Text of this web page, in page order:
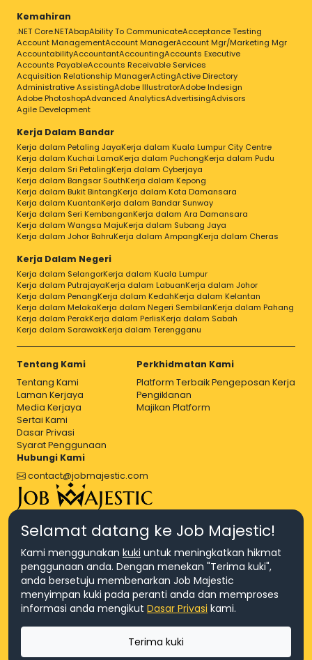
Kemahiran
.NET Core.NETAbapAbility To CommunicateAcceptance Testing
Account ManagementAccount ManagerAccount Mgr/Marketing Mgr
AccountabilityAccountantAccountingAccounts Executive
Accounts PayableAccounts Receivable Services
Acquisition Relationship ManagerActingActive Directory
Administrative AssistingAdobe IllustratorAdobe Indesign
Adobe PhotoshopAdvanced AnalyticsAdvertisingAdvisors
Agile Development
Kerja Dalam Bandar
Kerja dalam Petaling JayaKerja dalam Kuala Lumpur City Centre
Kerja dalam Kuchai LamaKerja dalam PuchongKerja dalam Pudu
Kerja dalam Sri PetalingKerja dalam Cyberjaya
Kerja dalam Bangsar SouthKerja dalam Kepong
Kerja dalam Bukit BintangKerja dalam Kota Damansara
Kerja dalam KuantanKerja dalam Bandar Sunway
Kerja dalam Seri KembanganKerja dalam Ara Damansara
Kerja dalam Wangsa MajuKerja dalam Subang Jaya
Kerja dalam Johor BahruKerja dalam AmpangKerja dalam Cheras
Kerja Dalam Negeri
Kerja dalam SelangorKerja dalam Kuala Lumpur
Kerja dalam PutrajayaKerja dalam LabuanKerja dalam Johor
Kerja dalam PenangKerja dalam KedahKerja dalam Kelantan
Kerja dalam MelakaKerja dalam Negeri SembilanKerja dalam Pahang
Kerja dalam PerakKerja dalam PerlisKerja dalam Sabah
Kerja dalam SarawakKerja dalam Terengganu
Tentang Kami
Tentang Kami
Laman Kerjaya
Media Kerjaya
Sertai Kami
Dasar Privasi
Syarat Penggunaan
Perkhidmatan Kami
Platform Terbaik Pengeposan Kerja
Pengiklanan
Majikan Platform
Hubungi Kami
contact@jobmajestic.com
© Hakcipta 2026 Agensi Pekerjaan JEV Management Sdn. Bhd.,
registered in Malaysia (Company No: 201701016948 (1231113-U), EA
(Company No: 201701037852 (1252023-X))
Selamat datang ke Job Majestic!
Kami menggunakan kuki untuk meningkatkan hikmat
penggunaan anda. Dengan menekan "Terima kuki",
anda bersetuju membenarkan Job Majestic
menyimpan kuki pada peranti anda dan memproses
informasi anda mengikut Dasar Privasi kami.
Terima kuki